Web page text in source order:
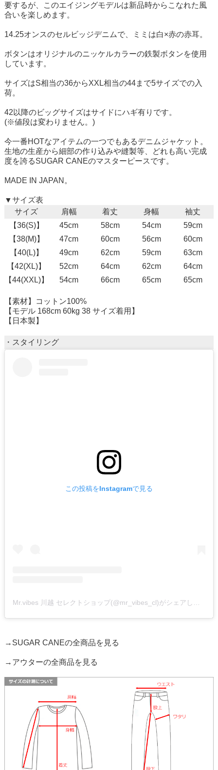
要するが、このエイジングモデルは新品時からこなれた風
合いを楽しめます。
14.25オンスのセルビッジデニムで、ミミは白×赤の赤耳。
ボタンはオリジナルのニッケルカラーの鉄製ボタンを使用
しています。
サイズはS相当の36からXXL相当の44まで5サイズでの入
荷。
42以降のビッグサイズはサイドにハギ有りです。
(※値段は変わりません。)
今一番HOTなアイテムの一つでもあるデニムジャケット。
生地の生産から細部の作り込みや縫製等、どれも高い完成
度を誇るSUGAR CANEのマスターピースです。
MADE IN JAPAN。
▼サイズ表
サイズ
肩幅 着丈 身幅
袖丈
【36(S)】
45cm 58cm 54cm
59cm
【38(M)】
47cm 60cm 56cm
60cm
【40(L)】
49cm 62cm 59cm
63cm
【42(XL)】
52cm 64cm 62cm
64cm
【44(XXL)】
54cm 66cm 65cm 65cm
【素材】コットン100%
【モデル 168cm 60kg 38 サイズ着用】
【日本製】
・スタイリング
この投稿をInstagramで見る
→SUGAR CANEの全商品を見る
→アウターの全商品を見る